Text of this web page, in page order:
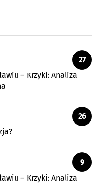
27
– Krzyki: Analiza
26
9
– Krzyki: Analiza